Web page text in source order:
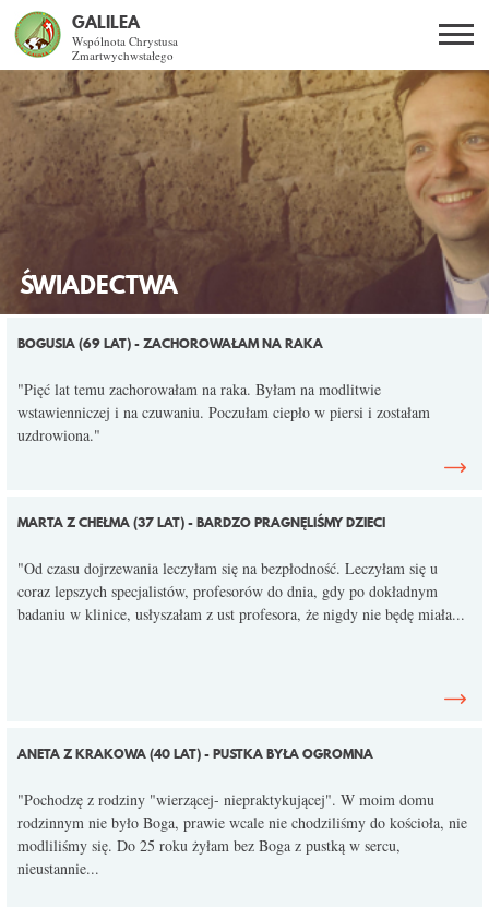
GALILEA
Wspólnota Chrystusa
Zmartwychwstałego
PL EN BG
Szukaj
CO DAJE ŻYCIE Z JEZUSEM?
SPOTKANIA OTWARTE
DLA KOGO?
AKTUALNOŚCI
WSPÓLNOTA
KONTAKT
ŚWIADECTWA
BOGUSIA (69 LAT) - ZACHOROWAŁAM NA RAKA
"Pięć lat temu zachorowałam na raka. Byłam na modlitwie
wstawienniczej i na czuwaniu. Poczułam ciepło w piersi i zostałam
uzdrowiona."
MARTA Z CHEŁMA (37 LAT) - BARDZO PRAGNĘLIŚMY DZIECI
"Od czasu dojrzewania leczyłam się na bezpłodność. Leczyłam się u
coraz lepszych specjalistów, profesorów do dnia, gdy po dokładnym
badaniu w klinice, usłyszałam z ust profesora, że nigdy nie będę miała...
ANETA Z KRAKOWA (40 LAT) - PUSTKA BYŁA OGROMNA
"Pochodzę z rodziny "wierzącej- niepraktykującej". W moim domu
rodzinnym nie było Boga, prawie wcale nie chodziliśmy do kościoła, nie
modliliśmy się. Do 25 roku żyłam bez Boga z pustką w sercu,
nieustannie...
STRONY